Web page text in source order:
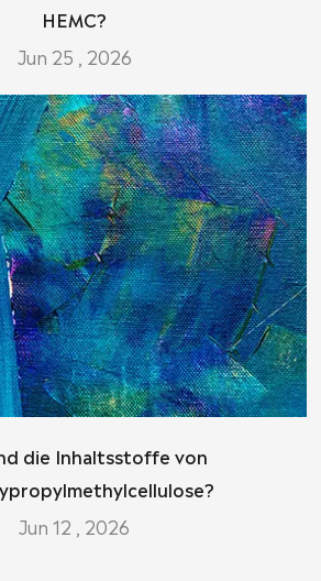
HEMC?
Jun 25 , 2026
die Inhaltsstoffe von
Jun 12 , 2026